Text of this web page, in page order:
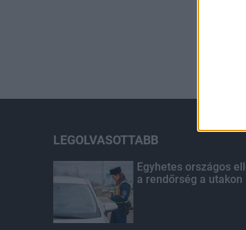
LEGOLVASOTTABB
Egyhetes országos
a rendőrség a utakon